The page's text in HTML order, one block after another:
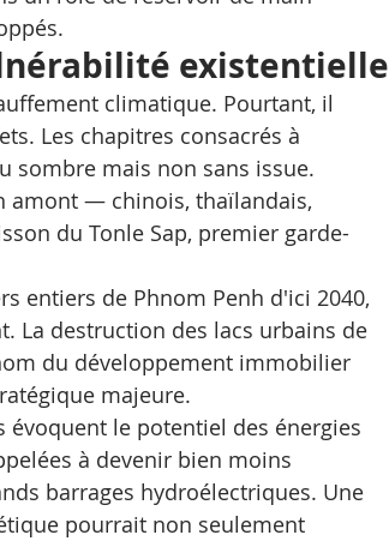
existentielle
climatique. Pourtant, il
Les chapitres consacrés à
sombre mais non sans issue.
amont — chinois, thaïlandais,
du Tonle Sap, premier garde-
entiers de Phnom Penh d'ici 2040,
La destruction des lacs urbains de
du développement immobilier
majeure.
le potentiel des énergies
à devenir bien moins
barrages hydroélectriques. Une
pourrait non seulement